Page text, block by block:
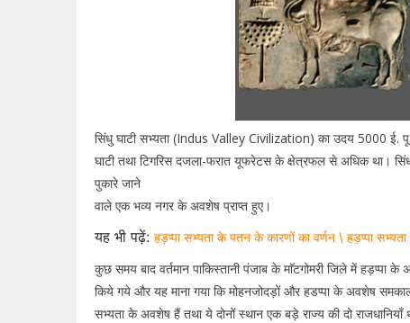
सिंधु घाटी सभ्यता (Indus Valley Civilization) का उदय 5000 ई.
घाटी तथा टिगरिस दजला-फरात यूफरेटस के क्षेत्रफल से अधिक था।
पुकारे जाने
वाले एक भव्य नगर के अवशेष प्राप्त हुए।
यह भी पढ़ें: हड़प्पा सभ्यता के पतन के कारणों का वर्णन \ हड़प्पा
कुछ समय बाद वर्तमान पाकिस्तानी पंजाब के माॅटगोमरी जिले में हड़प्पा के
किये गये और यह माना गया कि मोहनजोदड़ों और हडप्पा के अवशेष
सभ्यता के अवशेष हैं तथा ये दोनों स्थान एक बड़े राज्य की दो